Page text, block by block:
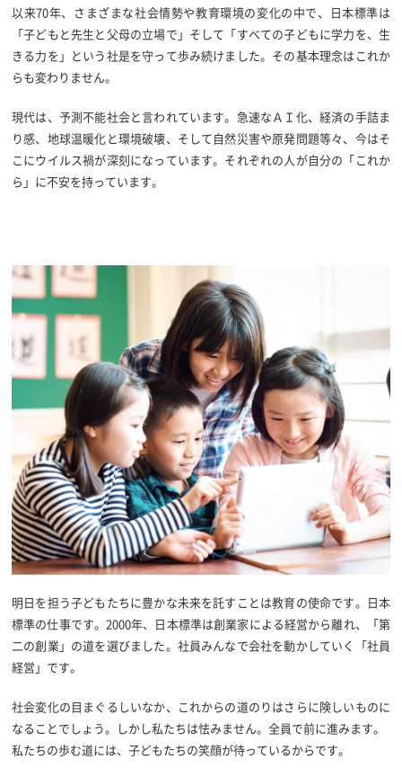
以来70年、さまざまな社会情勢や教育環境の変化の中で、日本標準は
「子どもと先生と父母の立場で」そして「すべての子どもに学力を、生
きる力を」という社是を守って歩み続けました。その基本理念はこれか
らも変わりません。
現代は、予測不能社会と言われています。急速なＡＩ化、経済の手詰ま
り感、地球温暖化と環境破壊、そして自然災害や原発問題等々、今はそ
こにウイルス禍が深刻になっています。それぞれの人が自分の「これか
ら」に不安を持っています。
明日を担う子どもたちに豊かな未来を託すことは教育の使命です。日本
標準の仕事です。2000年、日本標準は創業家による経営から離れ、「第
二の創業」の道を選びました。社員みんなで会社を動かしていく「社員
経営」です。
社会変化の目まぐるしいなか、これからの道のりはさらに険しいものに
なることでしょう。しかし私たちは怯みません。全員で前に進みます。
私たちの歩む道には、子どもたちの笑顔が待っているからです。